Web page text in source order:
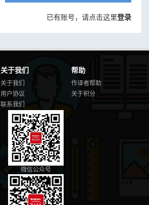
已有账号，请点击这里登录
关于我们
关于我们
用户协议
联系我们
帮助
作译者帮助
关于积分
微信公众号